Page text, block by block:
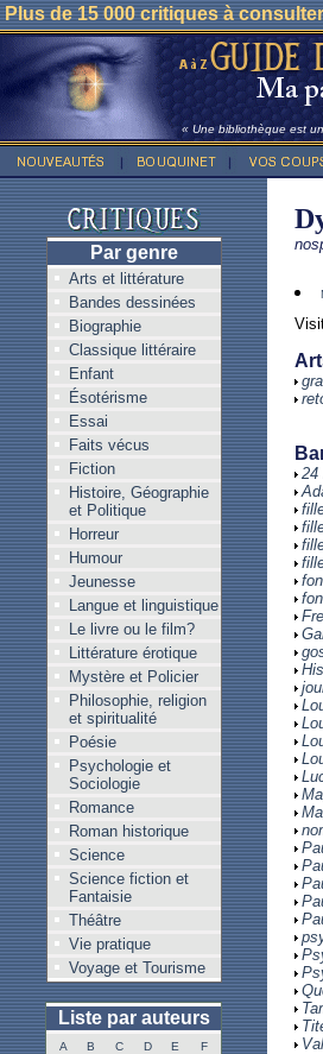
Plus de 15 000 critiques à
« Une bibliothèque est
Par genre
Arts et littérature
Bandes dessinées
Biographie
Classique littéraire
Enfant
Ésotérisme
Essai
Faits vécus
Fiction
Histoire, Géographie
et Politique
Horreur
Humour
Jeunesse
Langue et linguistique
Le livre ou le film?
Littérature érotique
Mystère et Policier
Philosophie, religion
et spiritualité
Poésie
Psychologie et
Sociologie
Romance
Roman historique
Science
Science fiction et
Fantaisie
Théâtre
Vie pratique
Voyage et Tourisme
Liste par auteurs
A B C D E
F
24